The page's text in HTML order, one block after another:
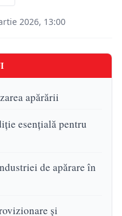
2026, 13:00
apărării
esențială pentru
de apărare în
și